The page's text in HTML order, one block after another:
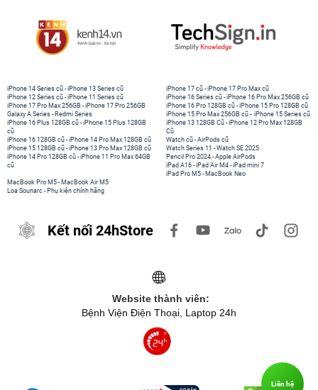
iPhone 14 Series cũ -iPhone 13 Series cũ
iPhone 12 Series cũ -iPhone 11 Series cũ
iPhone 17 Pro Max 256GB -iPhone 17 Pro 256GB
Galaxy A Series - Redmi Series
iPhone 17 cũ -iPhone 17 Pro Max cũ
iPhone 16 Series cũ - iPhone 16 Pro Max 256GB cũ
iPhone 16 Pro 128GB cũ -iPhone 15 Pro 128GB cũ
iPhone 15 Pro Max 256GB cũ - iPhone 15 Series cũ
iPhone 16 Plus 128GB cũ -iPhone 15 Plus 128GB
cũ
iPhone 16 128GB cũ -iPhone 14 Pro Max 128GB cũ
iPhone 15 128GB cũ -iPhone 13 Pro Max 128GB cũ
iPhone 14 Pro 128GB cũ -iPhone 11 Pro Max 64GB
cũ
iPhone 13 128GB Cũ -iPhone 12 Pro Max 128GB
Cũ
Watch cũ -AirPods cũ
Watch Series 11 -Watch SE 2025
Pencil Pro 2024 -Apple AirPods
iPad A16 -iPad Air M4 -iPad mini 7
iPad Pro M5 - MacBook Neo
MacBook Pro M5 - MacBook Air M5
Loa Sounarc - Phụ kiện chính hãng
Kết nối 24hStore
Website thành viên:
Bệnh Viện Điện Thoại, Laptop 24h
Liên hệ